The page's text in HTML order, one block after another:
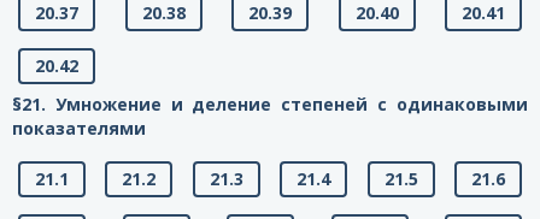
20.37 20.38 20.39 20.40 20.41
20.42
§21. Умножение и деление степеней с одинаковыми
показателями
21.1 21.2 21.3 21.4 21.5 21.6